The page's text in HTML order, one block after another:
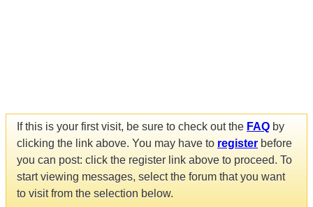
If this is your first visit, be sure to check out the FAQ by
clicking the link above. You may have to register before
you can post: click the register link above to proceed. To
start viewing messages, select the forum that you want
to visit from the selection below.